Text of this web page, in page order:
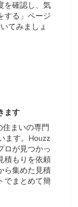
を確認し、気
する」ページ
てみましょ
ます
住まいの専門
ます。Houzz
ロが見つかっ
積もりを依頼
ら集めた見積
でまとめて簡